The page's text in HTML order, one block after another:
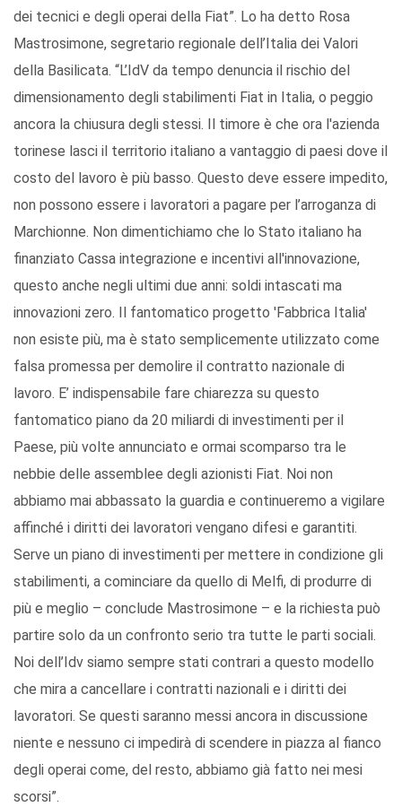
dei tecnici e degli operai della Fiat”. Lo ha detto Rosa
Mastrosimone, segretario regionale dell’Italia dei Valori
della Basilicata. “L’IdV da tempo denuncia il rischio del
dimensionamento degli stabilimenti Fiat in Italia, o peggio
ancora la chiusura degli stessi. Il timore è che ora l'azienda
torinese lasci il territorio italiano a vantaggio di paesi dove il
costo del lavoro è più basso. Questo deve essere impedito,
non possono essere i lavoratori a pagare per l’arroganza di
Marchionne. Non dimentichiamo che lo Stato italiano ha
finanziato Cassa integrazione e incentivi all'innovazione,
questo anche negli ultimi due anni: soldi intascati ma
innovazioni zero. Il fantomatico progetto 'Fabbrica Italia'
non esiste più, ma è stato semplicemente utilizzato come
falsa promessa per demolire il contratto nazionale di
lavoro. E’ indispensabile fare chiarezza su questo
fantomatico piano da 20 miliardi di investimenti per il
Paese, più volte annunciato e ormai scomparso tra le
nebbie delle assemblee degli azionisti Fiat. Noi non
abbiamo mai abbassato la guardia e continueremo a vigilare
affinché i diritti dei lavoratori vengano difesi e garantiti.
Serve un piano di investimenti per mettere in condizione gli
stabilimenti, a cominciare da quello di Melfi, di produrre di
più e meglio – conclude Mastrosimone – e la richiesta può
partire solo da un confronto serio tra tutte le parti sociali.
Noi dell’Idv siamo sempre stati contrari a questo modello
che mira a cancellare i contratti nazionali e i diritti dei
lavoratori. Se questi saranno messi ancora in discussione
niente e nessuno ci impedirà di scendere in piazza al fianco
degli operai come, del resto, abbiamo già fatto nei mesi
scorsi”.